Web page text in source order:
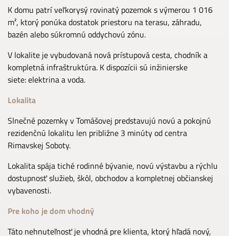
K domu patrí veľkorysý rovinatý pozemok s výmerou 1 016
m², ktorý ponúka dostatok priestoru na terasu, záhradu,
bazén alebo súkromnú oddychovú zónu.
V lokalite je vybudovaná nová prístupová cesta, chodník a
kompletná infraštruktúra. K dispozícii sú inžinierske
siete: elektrina a voda.
Lokalita
Slnečné pozemky v Tomášovej predstavujú novú a pokojnú
rezidenčnú lokalitu len približne 3 minúty od centra
Rimavskej Soboty.
Lokalita spája tiché rodinné bývanie, novú výstavbu a rýchlu
dostupnosť služieb, škôl, obchodov a kompletnej občianskej
vybavenosti.
Pre koho je dom vhodný
Táto nehnuteľnosť je vhodná pre klienta, ktorý hľadá nový,